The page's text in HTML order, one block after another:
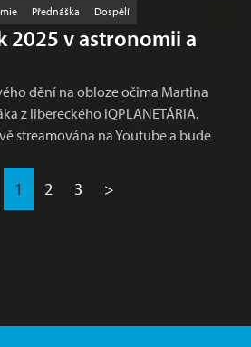
Přednáška Dospělí
2025 v astronomii a
dění na obloze očima Martina
z libereckého iQPLANETÁRIA.
streamována na Youtube a bude
1 2 3 >